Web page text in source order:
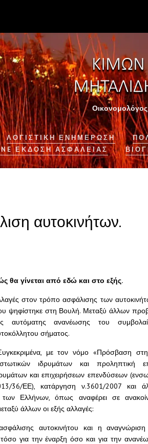
Οικονομολόγος
ΛΟΓΙΣΤΙΚΉ ΕΝΗΜΈΡΩΣΗ
ΈΚΔΟΣΗ ΑΣΦΆΛΕΙΑΣ
αυτοκινήτων.
θα γίνεται από εδώ και στο εξής.
στον τρόπο ασφάλισης των
ψηφίστηκε στη Βουλή. Μεταξύ άλλων
αυτόματης ανανέωσης του
σήματος.
με τον νόμο «Πρόσβαση
ιδρυμάτων και προληπτική
και επιχειρήσεων επενδύσεων
36/ΕΕ), κατάργηση ν.3601/2007 και
Ελλήνων, όπως αναφέρει σε
άλλων οι εξής αλλαγές:
αυτοκινήτου και η
για την έναρξη όσο και για την